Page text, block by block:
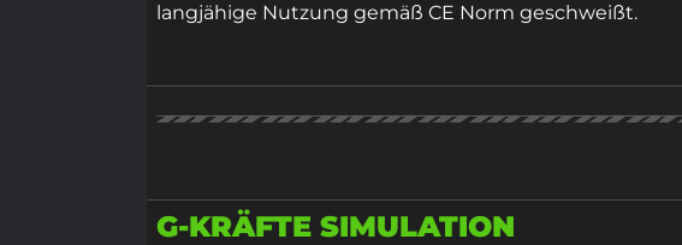
langjähige Nutzung gemäß CE Norm geschweißt.
G-KRÄFTE SIMULATION